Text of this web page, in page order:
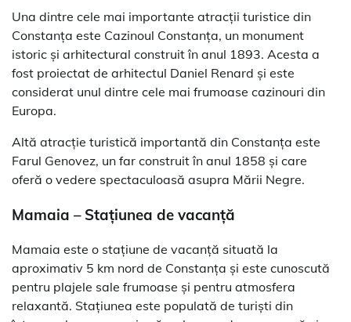
Una dintre cele mai importante atracții turistice din
Constanța este Cazinoul Constanța, un monument
istoric și arhitectural construit în anul 1893. Acesta a
fost proiectat de arhitectul Daniel Renard și este
considerat unul dintre cele mai frumoase cazinouri din
Europa.
Altă atracție turistică importantă din Constanța este
Farul Genovez, un far construit în anul 1858 și care
oferă o vedere spectaculoasă asupra Mării Negre.
Mamaia – Stațiunea de vacanță
Mamaia este o stațiune de vacanță situată la
aproximativ 5 km nord de Constanța și este cunoscută
pentru plajele sale frumoase și pentru atmosfera
relaxantă. Stațiunea este populată de turiști din